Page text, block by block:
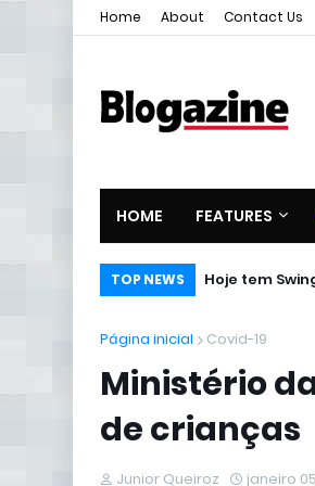
Home About Contact Us
HOME FEATURES
TOP NEWS Hoje tem
Página inicial Covid-19
Ministério
de crianças
Junior Queiroz janeiro